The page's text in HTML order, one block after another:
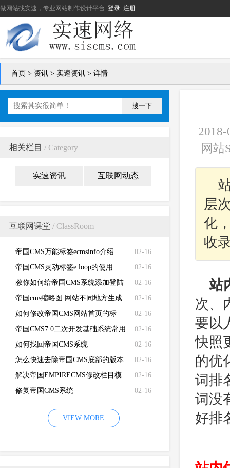
做网站找实速，专业网站制作设计平台 登录 注册
首页 > 资讯 > 实速资讯 > 详情
搜一下
相关栏目 / Category
实速资讯 互联网动态
互联网课堂 / ClassRoom
02-16
帝国CMS万能标签ecmsinfo介绍
02-16
帝国CMS灵动标签e:loop的使用
02-16
教你如何给帝国CMS系统添加登陆
失败次数限制
02-16
帝国cms缩略图:网站不同地方生成
不同的缩略图
02-16
如何修改帝国CMS网站首页的标
题、关键词、描述和LOGO
02-16
帝国CMS7.0二次开发基础系统常用
函数功能说明
02-16
如何找回帝国CMS系统
（EMPIRECMS）管理员密码
02-16
怎么快速去除帝国CMS底部的版本
信息？如何去除帝国CMS版权信息
02-16
解决帝国EMPIRECMS修改栏目模
版不生效的问题
02-16
修复帝国CMS系统
VIEW MORE
网站
层
化
收
站
次、
要以
快照
的优
词排
词没
好排